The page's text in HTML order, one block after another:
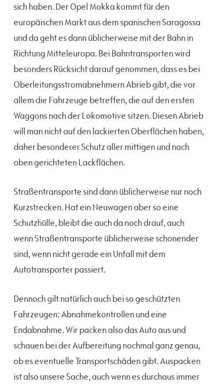
sich haben. Der Opel Mokka kommt für den
europäischen Markt aus dem spanischen Saragossa
und da geht es dann üblicherweise mit der Bahn in
Richtung Mitteleuropa. Bei Bahntransporten wird
besonders Rücksicht darauf genommen, dass es bei
Oberleitungsstromabnehmern Abrieb gibt, die vor
allem die Fahrzeuge betreffen, die auf den ersten
Waggons nach der Lokomotive sitzen. Diesen Abrieb
will man nicht auf den lackierten Oberflächen haben,
daher besonderer Schutz aller mittigen und nach
oben gerichteten Lackflächen.
Straßentransporte sind dann üblicherweise nur noch
Kurzstrecken. Hat ein Neuwagen aber so eine
Schutzhülle, bleibt die auch da noch drauf, auch
wenn Straßentransporte üblicherweise schonender
sind, wenn nicht gerade ein Unfall mit dem
Autotransporter passiert.
Dennoch gilt natürlich auch bei so geschützten
Fahrzeugen: Abnahmekontrollen und eine
Endabnahme. Wir packen also das Auto aus und
schauen bei der Aufbereitung nochmal ganz genau,
ob es eventuelle Transportschäden gibt. Auspacken
ist also unsere Sache, auch wenn es durchaus immer